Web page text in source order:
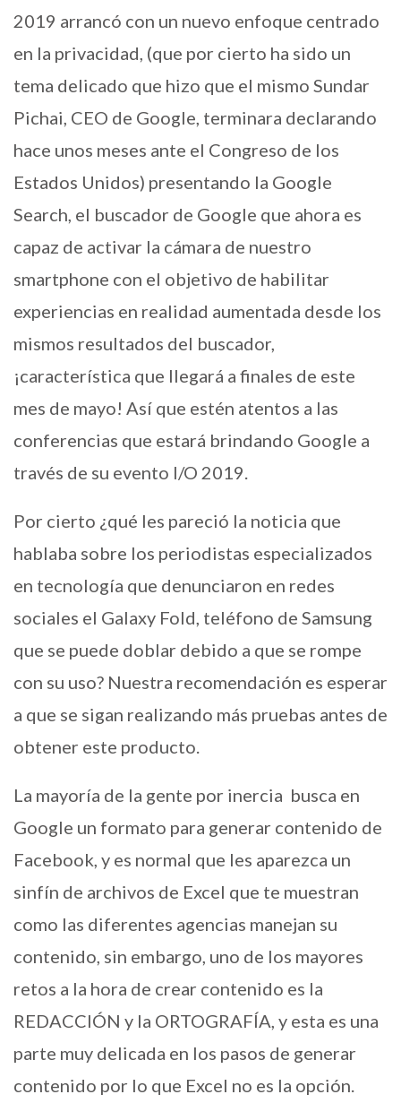
2019 arrancó con un nuevo enfoque centrado
en la privacidad, (que por cierto ha sido un
tema delicado que hizo que el mismo Sundar
Pichai, CEO de Google, terminara declarando
hace unos meses ante el Congreso de los
Estados Unidos) presentando la Google
Search, el buscador de Google que ahora es
capaz de activar la cámara de nuestro
smartphone con el objetivo de habilitar
experiencias en realidad aumentada desde los
mismos resultados del buscador,
¡característica que llegará a finales de este
mes de mayo! Así que estén atentos a las
conferencias que estará brindando Google a
través de su evento I/O 2019.
Por cierto ¿qué les pareció la noticia que
hablaba sobre los periodistas especializados
en tecnología que denunciaron en redes
sociales el Galaxy Fold, teléfono de Samsung
que se puede doblar debido a que se rompe
con su uso? Nuestra recomendación es esperar
a que se sigan realizando más pruebas antes de
obtener este producto.
La mayoría de la gente por inercia busca en
Google un formato para generar contenido de
Facebook, y es normal que les aparezca un
sinfín de archivos de Excel que te muestran
como las diferentes agencias manejan su
contenido, sin embargo, uno de los mayores
retos a la hora de crear contenido es la
REDACCIÓN y la ORTOGRAFÍA, y esta es una
parte muy delicada en los pasos de generar
contenido por lo que Excel no es la opción.